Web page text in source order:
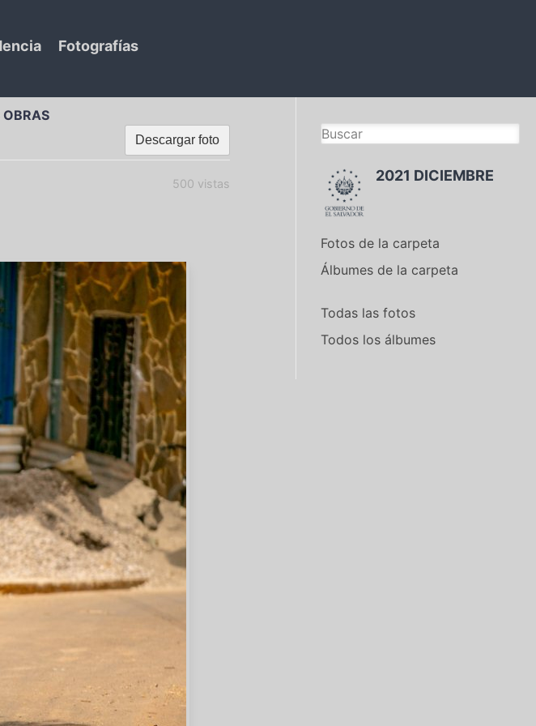
Fotografías
Descargar foto
500 vistas 2021 DICIEMBRE
Fotos de la carpeta
Álbumes de la carpeta
Todas las fotos
Todos los álbumes